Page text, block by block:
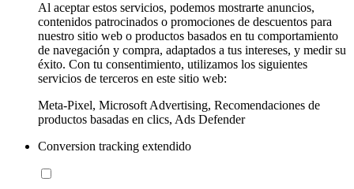
Al aceptar estos servicios, podemos mostrarte anuncios,
contenidos patrocinados o promociones de descuentos para
nuestro sitio web o productos basados en tu comportamiento
de navegación y compra, adaptados a tus intereses, y medir su
éxito. Con tu consentimiento, utilizamos los siguientes
servicios de terceros en este sitio web:
Meta-Pixel, Microsoft Advertising, Recomendaciones de
productos basadas en clics, Ads Defender
Conversion tracking extendido